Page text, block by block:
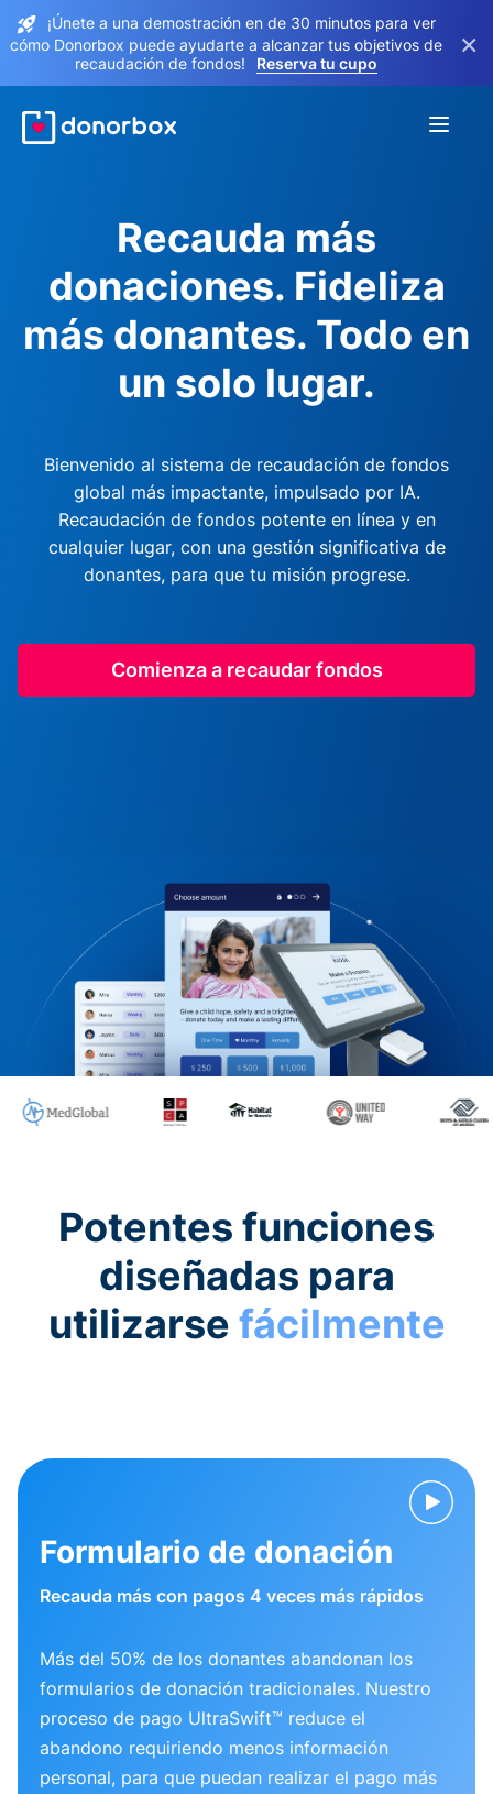
¡Únete a una demostración en de 30 minutos para ver
cómo Donorbox puede ayudarte a alcanzar tus objetivos de
recaudación de fondos!
Reserva tu cupo
×
Recauda más
donaciones. Fideliza
más donantes. Todo en
un solo lugar.
Bienvenido al sistema de recaudación de fondos
global más impactante, impulsado por IA.
Recaudación de fondos potente en línea y en
cualquier lugar, con una gestión significativa de
donantes, para que tu misión progrese.
Comienza a recaudar fondos
Potentes funciones
diseñadas para
utilizarse fácilmente
Formulario de donación
Recauda más con pagos 4 veces más rápidos
Más del 50% de los donantes abandonan los
formularios de donación tradicionales. Nuestro
proceso de pago UltraSwift™ reduce el
abandono requiriendo menos información
personal, para que puedan realizar el pago más